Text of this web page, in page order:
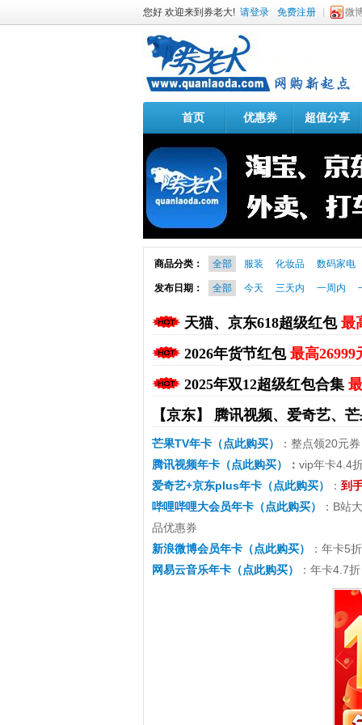
您好 欢迎来到券老大! 请登录 免费注册 微
首页 优惠券 超值分享
商品分类： 全部 服装 化妆品 数码家电
发布日期： 全部 今天 三天内 一周内
天猫、京东618超级红包 最
2026年货节红包 最高26999
2025年双12超级红包合集
【京东】 腾讯视频、爱奇艺、
芒果TV年卡（点此购买）
：整点领20元
腾讯视频年卡（点此购买）
： vip年卡4.4
爱奇艺+京东plus年卡（点此购买）
： 到
哔哩哔哩大会员年卡（点此购买）
：B站
品优惠券
新浪微博会员年卡（点此购买）
：年卡5
网易云音乐年卡（点此购买）
：年卡4.7
淘宝优惠券+淘宝返利